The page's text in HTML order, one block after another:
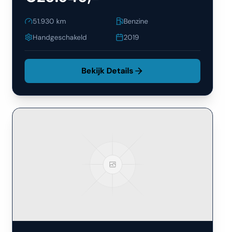
51.930 km
Benzine
Handgeschakeld
2019
Bekijk Details